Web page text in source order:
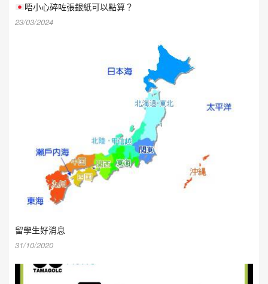
唔小心碎咗張銀紙可以點算？
23/03/2024
留學生好消息
31/10/2020